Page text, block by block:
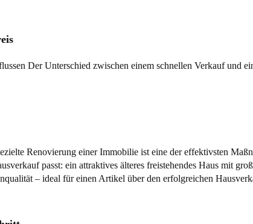
Der Unterschied zwischen einem schnellen Verkauf und
Renovierung einer Immobilie ist eine der effektivsten